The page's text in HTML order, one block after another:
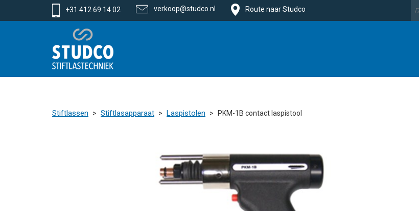
+31 412 69 14 02 verkoop@studco.nl Route naar Studco
Stiftlassen Stiftlasapparaat Laspistolen PKM-1B contact laspistool